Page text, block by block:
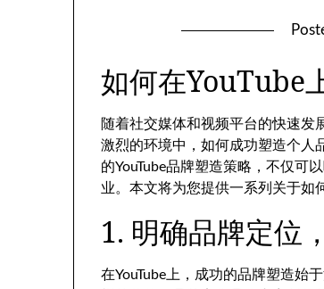
如何在YouTube
随着社交媒体和视频平台的快速发
激烈的环境中，如何成功塑造个人
的YouTube品牌塑造策略，不仅可
业。本文将为您提供一系列关于如
1. 明确品牌定位
在YouTube上，成功的品牌塑造始